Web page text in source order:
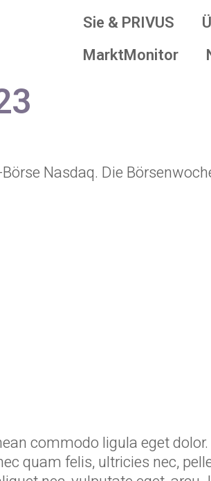
Sie & PRIVUS
MarktMonitor
Nasdaq. Die
commodo ligula eget
quam felis, ultricies nec,